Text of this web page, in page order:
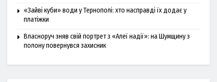
«Зайві куби» води у Тернополі: хто насправді їх додає у
платіжки
Власноруч зняв свій портрет з «Алеї надії»: на Шумщину з
полону повернувся захисник